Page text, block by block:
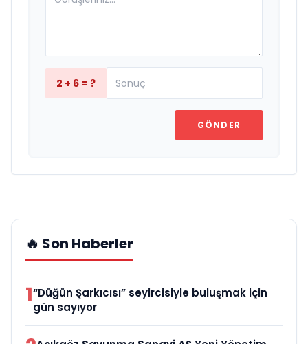
2 + 6 = ?
GÖNDER
🔥 Son Haberler
1“Düğün Şarkıcısı” seyircisiyle buluşmak için
gün sayıyor